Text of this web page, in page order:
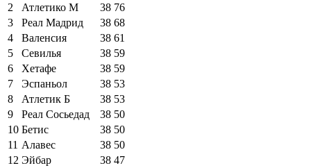
2
Атлетико М 38 76
3
Реал Мадрид 38 68
4
Валенсия 38 61
5
Севилья 38 59
6
Хетафе 38 59
7
Эспаньол 38 53
8
Атлетик Б 38 53
9
Реал Сосьедад 38 50
10 Бетис 38 50
11 Алавес 38 50
12 Эйбар 38 47